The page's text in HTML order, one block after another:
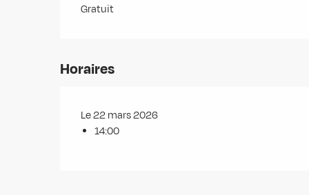
Gratuit
Horaires
Le 22 mars 2026
14:00